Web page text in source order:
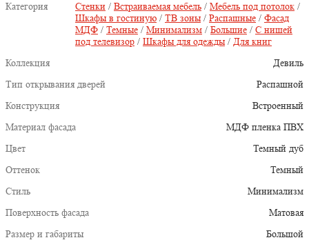
Категория Стенки / Встраиваемая мебель / Мебель под потолок /
Шкафы в гостиную / ТВ зоны / Распашные / Фасад
МДФ / Темные / Минимализм / Большие / С нишей
под телевизор / Шкафы для одежды / Для книг
Коллекция
Девиль
Тип открывания дверей
Распашной
Конструкция
Встроенный
Материал фасада
МДФ пленка ПВХ
Цвет
Темный дуб
Оттенок
Темный
Стиль
Минимализм
Поверхность фасада
Матовая
Размер и габариты
Большой